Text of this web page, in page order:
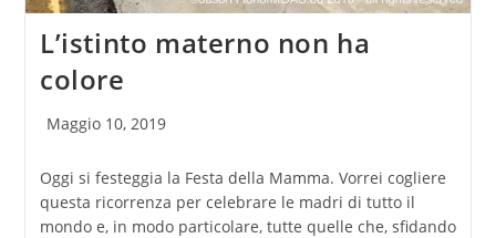
L’istinto materno non ha
colore
Articolo
Maggio 10, 2019
Oggi si festeggia la Festa della Mamma. Vorrei cogliere
questa ricorrenza per celebrare le madri di tutto il
mondo e, in modo particolare, tutte quelle che, sfidando